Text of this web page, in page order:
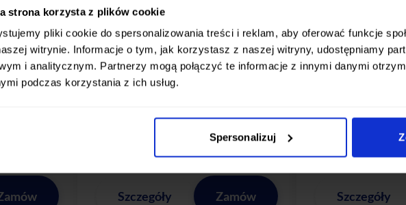
strona korzysta z plików cookie
pliki cookie do spersonalizowania treści i reklam, aby oferować funkcje
witrynie. Informacje o tym, jak korzystasz z naszej witryny, udostępniamy
i analitycznym. Partnerzy mogą połączyć te informacje z innymi danymi
podczas korzystania z ich usług.
Spersonalizuj
/ dzień
od 73,00 zł / dzień
od 51,10
Kod:LATOZNAMI
ROUTINE
Szczegóły Zamów
Kod:
Szczegóły